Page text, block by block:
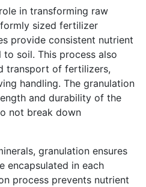
in transforming raw
sized fertilizer
provide consistent nutrient
soil. This process also
transport of fertilizers,
handling. The granulation
and durability of the
not break down
granulation ensures
encapsulated in each
process prevents nutrient